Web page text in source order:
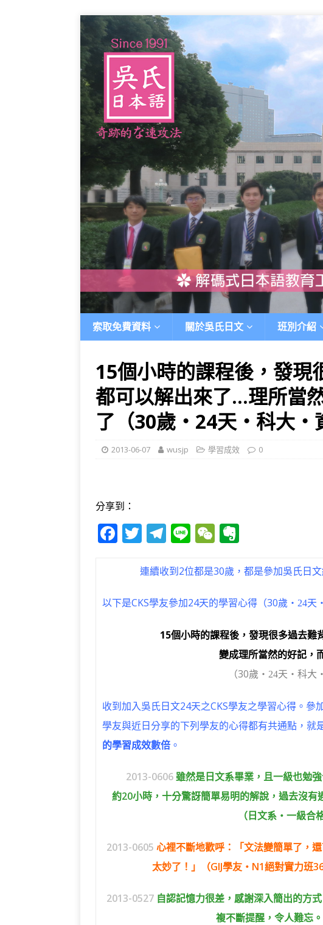
索取免費資料 關於吳氏日文 班別介紹
15個小時的課程後，發現
都可以解出來了…理所當
了（30歲‧24天‧科大‧
2013-06-07 wusjp 學習成效 0
分享到：
F
b
T
it
te
r
T
e
g
ra
m
Li
e
W
C
h
at
e
n
o
te
連續收到2位都是30歲，都是參加吳氏日
以下是CKS學友參加24天的學習心得（30歲 ‧24天
15個小時的課程後，發現很多過去難
變成理所當然的好記，
（30歲 ‧24天‧科大‧
收到加入吳氏日文24天之CKS學友之學習心得。參
學友與近日分享的下列學友的心得都有共通點，就
的學習成效數倍 。
2013-0606雖然是日文系畢業，且一級也勉
約20小時，十分驚訝簡單易明的解說，過去沒
（日文系‧一級合
2013-0605 心裡不斷地歡呼：「文法變簡單了，
太妙了！」（GIJ學友‧N1絕對實力班
2013-0527 自認記憶力很差，感謝深入簡出的方
複不斷提醒，令人難忘